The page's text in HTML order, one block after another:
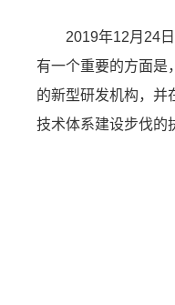
2019年12月24
有一个重要的方面是
的新型研发机构，并
技术体系建设步伐的